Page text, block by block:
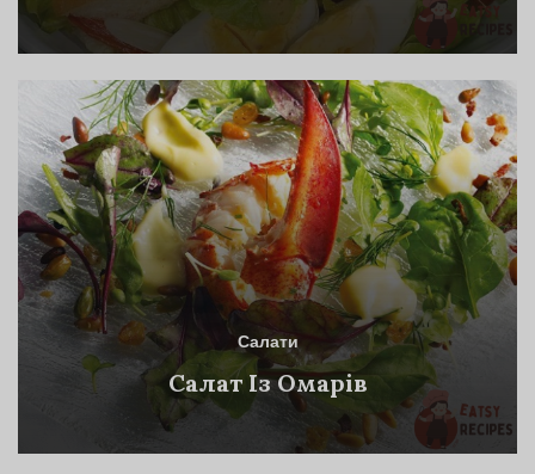
Салати
Салат Із Омарів